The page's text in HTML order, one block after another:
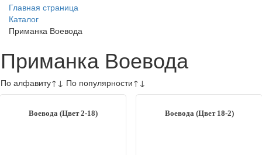
Главная страница
Каталог
Приманка Воевода
Приманка Воевода
По алфавиту↑ ↓ По популярности↑ ↓
Воевода (Цвет 2-18) Воевода (Цвет 18-2)